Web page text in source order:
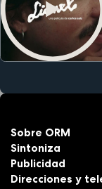
Sobre ORM
Sintoniza
Publicidad
Direcciones y